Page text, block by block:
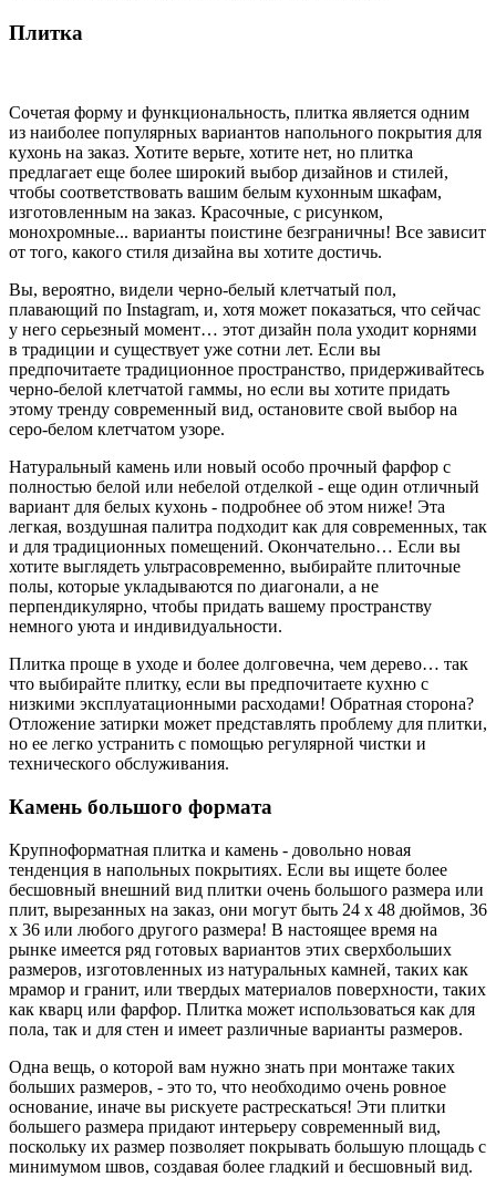
Плитка
Сочетая форму и функциональность, плитка является одним
из наиболее популярных вариантов напольного покрытия для
кухонь на заказ. Хотите верьте, хотите нет, но плитка
предлагает еще более широкий выбор дизайнов и стилей,
чтобы соответствовать вашим белым кухонным шкафам,
изготовленным на заказ. Красочные, с рисунком,
монохромные... варианты поистине безграничны! Все зависит
от того, какого стиля дизайна вы хотите достичь.
Вы, вероятно, видели черно-белый клетчатый пол,
плавающий по Instagram, и, хотя может показаться, что сейчас
у него серьезный момент… этот дизайн пола уходит корнями
в традиции и существует уже сотни лет. Если вы
предпочитаете традиционное пространство, придерживайтесь
черно-белой клетчатой гаммы, но если вы хотите придать
этому тренду современный вид, остановите свой выбор на
серо-белом клетчатом узоре.
Натуральный камень или новый особо прочный фарфор с
полностью белой или небелой отделкой - еще один отличный
вариант для белых кухонь - подробнее об этом ниже! Эта
легкая, воздушная палитра подходит как для современных, так
и для традиционных помещений. Окончательно… Если вы
хотите выглядеть ультрасовременно, выбирайте плиточные
полы, которые укладываются по диагонали, а не
перпендикулярно, чтобы придать вашему пространству
немного уюта и индивидуальности.
Плитка проще в уходе и более долговечна, чем дерево… так
что выбирайте плитку, если вы предпочитаете кухню с
низкими эксплуатационными расходами! Обратная сторона?
Отложение затирки может представлять проблему для плитки,
но ее легко устранить с помощью регулярной чистки и
технического обслуживания.
Камень большого формата
Крупноформатная плитка и камень - довольно новая
тенденция в напольных покрытиях. Если вы ищете более
бесшовный внешний вид плитки очень большого размера или
плит, вырезанных на заказ, они могут быть 24 x 48 дюймов, 36
x 36 или любого другого размера! В настоящее время на
рынке имеется ряд готовых вариантов этих сверхбольших
размеров, изготовленных из натуральных камней, таких как
мрамор и гранит, или твердых материалов поверхности, таких
как кварц или фарфор. Плитка может использоваться как для
пола, так и для стен и имеет различные варианты размеров.
Одна вещь, о которой вам нужно знать при монтаже таких
больших размеров, - это то, что необходимо очень ровное
основание, иначе вы рискуете растрескаться! Эти плитки
большего размера придают интерьеру современный вид,
поскольку их размер позволяет покрывать большую площадь с
минимумом швов, создавая более гладкий и бесшовный вид.